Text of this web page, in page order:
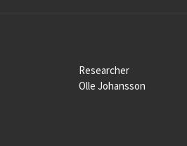
Researcher
Olle Johansson